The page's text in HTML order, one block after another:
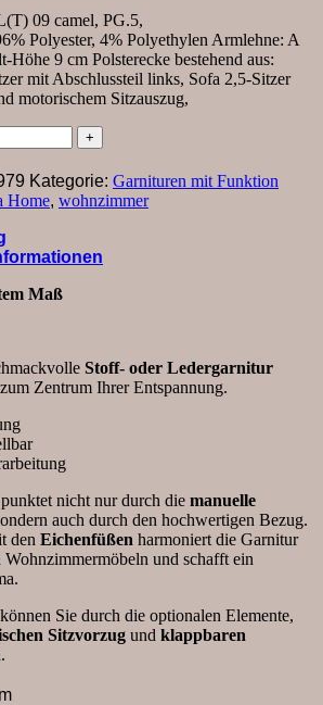
09 camel, PG.5,
Polyester, 4% Polyethylen Armlehne: A
Höhe 9 cm Polsterecke bestehend aus:
mit Abschlussteil links, Sofa 2,5-Sitzer
motorischem Sitzauszug,
Kategorie: Garnituren mit Funktion
Home, wohnzimmer
Maß
Stoff- oder Ledergarnitur
zum Zentrum Ihrer Entspannung.
nicht nur durch die manuelle
auch durch den hochwertigen Bezug.
den Eichenfüßen harmoniert die Garnitur
Wohnzimmermöbeln und schafft ein
Sie durch die optionalen Elemente,
Sitzvorzug und klappbaren